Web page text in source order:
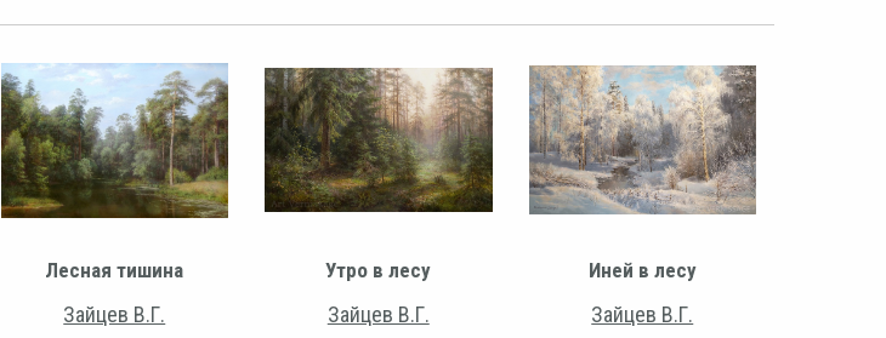
Лесная тишина
Зайцев В.Г.
Утро в лесу
Зайцев В.Г.
Иней в лесу
Зайцев В.Г.